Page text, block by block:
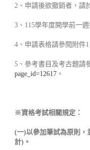
2、申請後欲撤銷者，請
3、115學年度開學前一
4、申請表格請參閱附件1
5、參考書目及考古題請
page_id=12617 。
※資格考試相關規定：
(一)以參加筆試為原則，
計)。